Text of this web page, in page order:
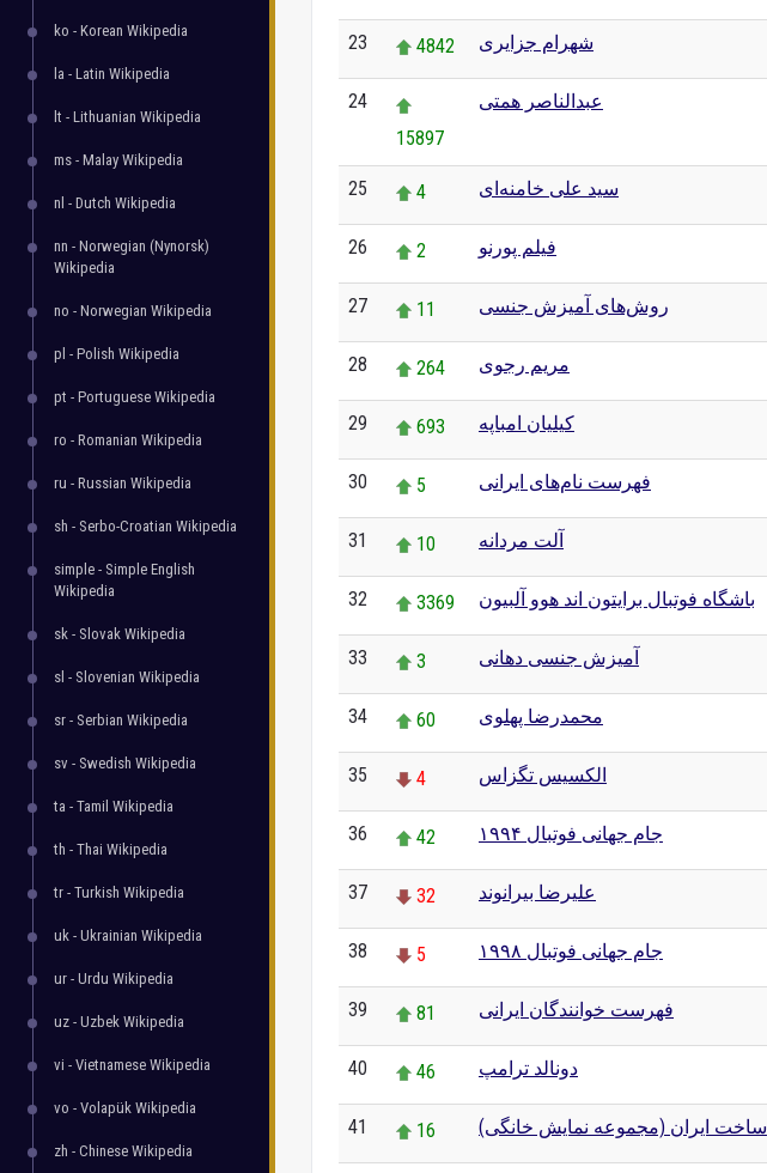
ko - Korean Wikipedia
la - Latin Wikipedia
lt - Lithuanian Wikipedia
ms - Malay Wikipedia
nl - Dutch Wikipedia
nn - Norwegian (Nynorsk)
Wikipedia
no - Norwegian Wikipedia
pl - Polish Wikipedia
pt - Portuguese Wikipedia
ro - Romanian Wikipedia
ru - Russian Wikipedia
sh - Serbo-Croatian Wikipedia
simple - Simple English
Wikipedia
sk - Slovak Wikipedia
sl - Slovenian Wikipedia
sr - Serbian Wikipedia
sv - Swedish Wikipedia
ta - Tamil Wikipedia
th - Thai Wikipedia
tr - Turkish Wikipedia
uk - Ukrainian Wikipedia
ur - Urdu Wikipedia
uz - Uzbek Wikipedia
vi - Vietnamese Wikipedia
vo - Volapük Wikipedia
zh - Chinese Wikipedia
23 4842 شهرام جزایری
24
15897
عبدالناصر همتی
25 4 سید علی خامنه‌ای
26 2 فیلم پورنو
27 11 روش‌های آمیزش جنسی
28 264 مریم رجوی
29 693 کیلیان امباپه
30 5 فهرست نام‌های ایرانی
31 10 آلت مردانه
32 3369 باشگاه فوتبال برایتون اند هوو آلبیون
33 3 آمیزش جنسی دهانی
34 60 محمدرضا پهلوی
35 4 الکسیس تگزاس
36 42 جام جهانی فوتبال ۱۹۹۴
37 32 علیرضا بیرانوند
38 5 جام جهانی فوتبال ۱۹۹۸
39 81 فهرست خوانندگان ایرانی
40 46 دونالد ترامپ
41 16 ساخت ایران (مجموعه نمایش خانگی)